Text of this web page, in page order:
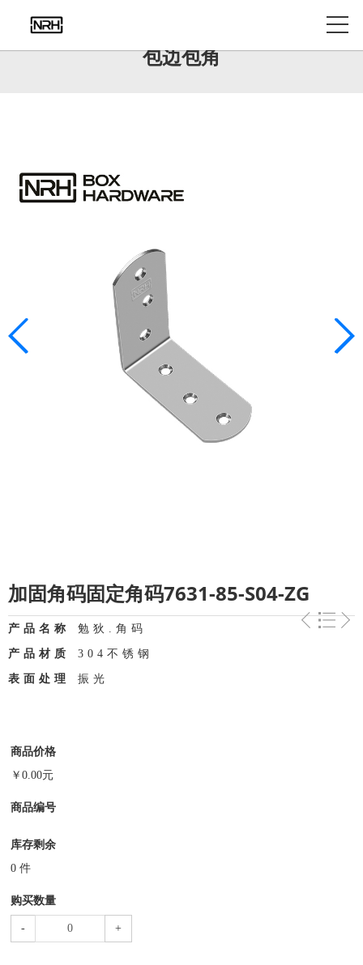
包边包角
加固角码固定角码7631-85-S04-ZG
产品名称 勉狄.角码
产品材质 304不锈钢
表面处理 振光
商品价格
￥ 0.00元
商品编号
库存剩余
0 件
购买数量
- +